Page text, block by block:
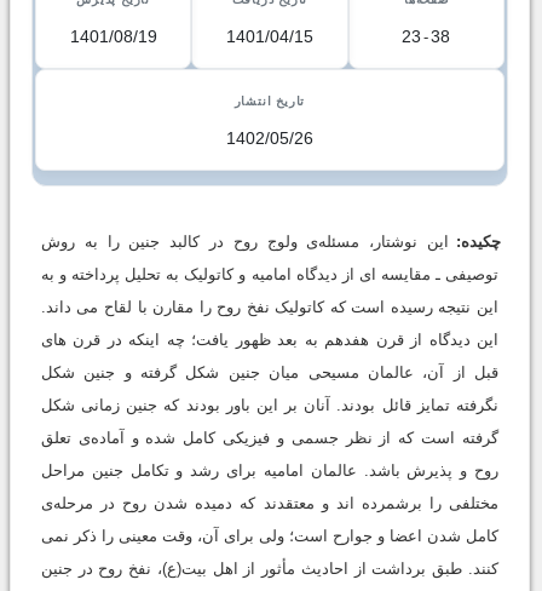
23 -38
1401/04/15
1401/08/19
تاریخ انتشار
1402/05/26
چکیده:
این نوشتار، مسئله‌ی ولوج روح در کالبد جنین را به روش
توصیفی ـ مقایسه ای از دیدگاه امامیه و کاتولیک به تحلیل پرداخته و به
این نتیجه رسیده است که کاتولیک نفخ روح را مقارن با لقاح می داند.
این دیدگاه از قرن هفدهم به بعد ظهور یافت؛ چه اینکه در قرن های
قبل از آن، عالمان مسیحی میان جنین شکل گرفته و جنین شکل
نگرفته تمایز قائل بودند. آنان بر این باور بودند که جنین زمانی شکل
گرفته است که از نظر جسمی و فیزیکی کامل شده و آماده‌ی تعلق
روح و پذیرش باشد. عالمان امامیه برای رشد و تکامل جنین مراحل
مختلفی را برشمرده اند و معتقدند که دمیده شدن روح در مرحله‌ی
کامل شدن اعضا و جوارح است؛ ولی برای آن، وقت معینی را ذکر نمی
کنند. طبق برداشت از احادیث مأثور از اهل بیت(ع)، نفخ روح در جنین